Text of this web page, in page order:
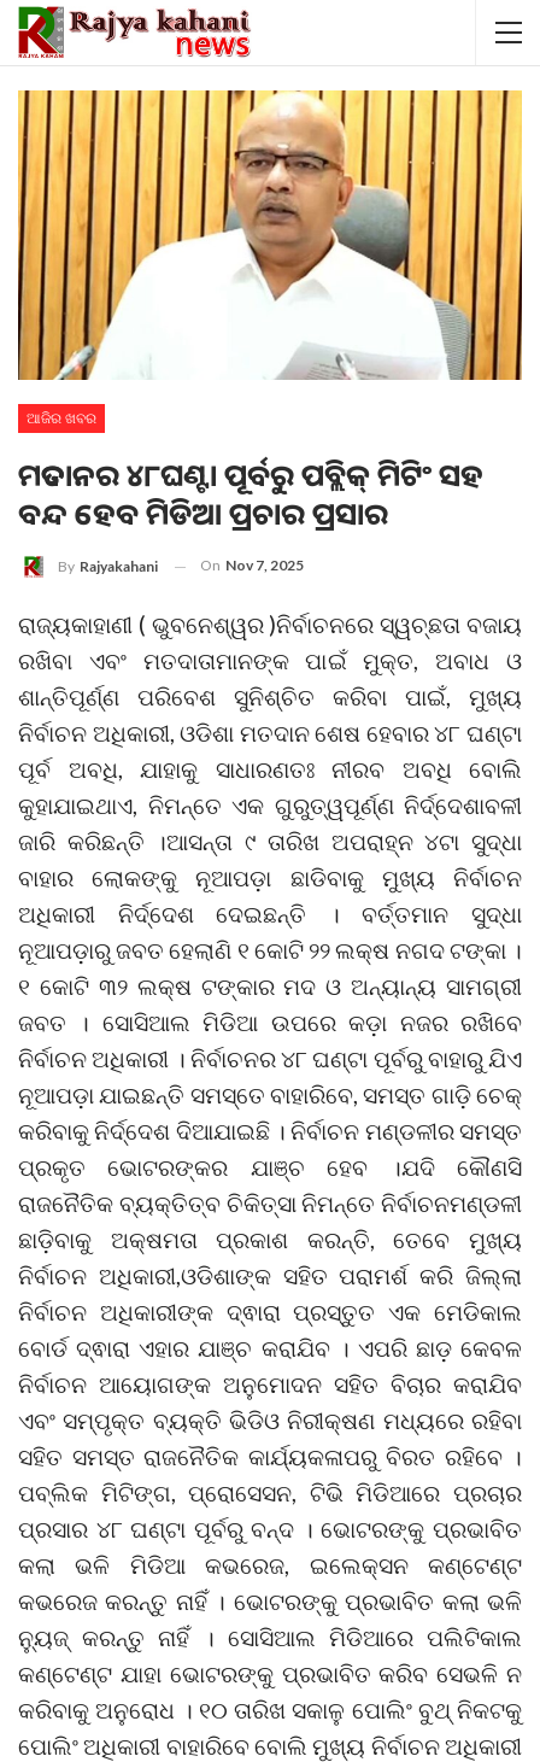
ଆଜିର ଖବର
ମତଦାନର ୪୮ଘଣ୍ଟା ପୂର୍ବରୁ ପବ୍ଲିକ୍ ମିଟିଂ ସହ
ବନ୍ଦ ହେବ ମିଡିଆ ପ୍ରଚାର ପ୍ରସାର
By Rajyakahani On Nov 7, 2025
ରାଜ୍ୟକାହାଣୀ ( ଭୁବନେଶ୍ୱର )ନିର୍ବାଚନରେ ସ୍ୱଚ୍ଛତା ବଜାୟ
ରଖିବା ଏବଂ ମତଦାତାମାନଙ୍କ ପାଇଁ ମୁକ୍ତ, ଅବାଧ ଓ
ଶାନ୍ତିପୂର୍ଣ୍ଣ ପରିବେଶ ସୁନିଶ୍ଚିତ କରିବା ପାଇଁ, ମୁଖ୍ୟ
ନିର୍ବାଚନ ଅଧିକାରୀ, ଓଡିଶା ମତଦାନ ଶେଷ ହେବାର ୪୮ ଘଣ୍ଟା
ପୂର୍ବ ଅବଧି, ଯାହାକୁ ସାଧାରଣତଃ ନୀରବ ଅବଧି ବୋଲି
କୁହାଯାଇଥାଏ, ନିମନ୍ତେ ଏକ ଗୁରୁତ୍ୱପୂର୍ଣ୍ଣ ନିର୍ଦ୍ଦେଶାବଳୀ
ଜାରି କରିଛନ୍ତି ।ଆସନ୍ତା ୯ ତାରିଖ ଅପରାହ୍ନ ୪ଟା ସୁଦ୍ଧା
ବାହାର ଲୋକଙ୍କୁ ନୂଆପଡ଼ା ଛାଡିବାକୁ ମୁଖ୍ୟ ନିର୍ବାଚନ
ଅଧିକାରୀ ନିର୍ଦ୍ଦେଶ ଦେଇଛନ୍ତି । ବର୍ତ୍ତମାନ ସୁଦ୍ଧା
ନୂଆପଡ଼ାରୁ ଜବତ ହେଲାଣି ୧ କୋଟି ୨୨ ଲକ୍ଷ ନଗଦ ଟଙ୍କା ।
୧ କୋଟି ୩୨ ଲକ୍ଷ ଟଙ୍କାର ମଦ ଓ ଅନ୍ୟାନ୍ୟ ସାମଗ୍ରୀ
ଜବତ । ସୋସିଆଲ ମିଡିଆ ଉପରେ କଡ଼ା ନଜର ରଖିବେ
ନିର୍ବାଚନ ଅଧିକାରୀ । ନିର୍ବାଚନର ୪୮ ଘଣ୍ଟା ପୂର୍ବରୁ ବାହାରୁ ଯିଏ
ନୂଆପଡ଼ା ଯାଇଛନ୍ତି ସମସ୍ତେ ବାହାରିବେ, ସମସ୍ତ ଗାଡ଼ି ଚେକ୍
କରିବାକୁ ନିର୍ଦ୍ଦେଶ ଦିଆଯାଇଛି । ନିର୍ବାଚନ ମଣ୍ଡଳୀର ସମସ୍ତ
ପ୍ରକୃତ ଭୋଟରଙ୍କର ଯାଞ୍ଚ ହେବ ।ଯଦି କୌଣସି
ରାଜନୈତିକ ବ୍ୟକ୍ତିତ୍ବ ଚିକିତ୍ସା ନିମନ୍ତେ ନିର୍ବାଚନମଣ୍ଡଳୀ
ଛାଡ଼ିବାକୁ ଅକ୍ଷମତା ପ୍ରକାଶ କରନ୍ତି, ତେବେ ମୁଖ୍ୟ
ନିର୍ବାଚନ ଅଧିକାରୀ,ଓଡିଶାଙ୍କ ସହିତ ପରାମର୍ଶ କରି ଜିଲ୍ଲା
ନିର୍ବାଚନ ଅଧିକାରୀଙ୍କ ଦ୍ଵାରା ପ୍ରସ୍ତୁତ ଏକ ମେଡିକାଲ
ବୋର୍ଡ ଦ୍ଵାରା ଏହାର ଯାଞ୍ଚ କରାଯିବ । ଏପରି ଛାଡ଼ କେବଳ
ନିର୍ବାଚନ ଆୟୋଗଙ୍କ ଅନୁମୋଦନ ସହିତ ବିଚାର କରାଯିବ
ଏବଂ ସମ୍ପୃକ୍ତ ବ୍ୟକ୍ତି ଭିଡିଓ ନିରୀକ୍ଷଣ ମଧ୍ୟରେ ରହିବା
ସହିତ ସମସ୍ତ ରାଜନୈତିକ କାର୍ଯ୍ୟକଳାପରୁ ବିରତ ରହିବେ ।
ପବ୍ଲିକ ମିଟିଙ୍ଗ, ପ୍ରୋସେସନ, ଟିଭି ମିଡିଆରେ ପ୍ରଚାର
ପ୍ରସାର ୪୮ ଘଣ୍ଟା ପୂର୍ବରୁ ବନ୍ଦ । ଭୋଟରଙ୍କୁ ପ୍ରଭାବିତ
କଲା ଭଳି ମିଡିଆ କଭରେଜ, ଇଲେକ୍ସନ କଣ୍ଟେଣ୍ଟ
କଭରେଜ କରନ୍ତୁ ନାହିଁ । ଭୋଟରଙ୍କୁ ପ୍ରଭାବିତ କଲା ଭଳି
ନ୍ୟୁଜ୍ କରନ୍ତୁ ନାହିଁ । ସୋସିଆଲ ମିଡିଆରେ ପଲିଟିକାଲ
କଣ୍ଟେଣ୍ଟ ଯାହା ଭୋଟରଙ୍କୁ ପ୍ରଭାବିତ କରିବ ସେଭଳି ନ
କରିବାକୁ ଅନୁରୋଧ । ୧୦ ତାରିଖ ସକାଳୁ ପୋଲିଂ ବୁଥ୍ ନିକଟକୁ
ପୋଲିଂ ଅଧିକାରୀ ବାହାରିବେ ବୋଲି ମୁଖ୍ୟ ନିର୍ବାଚନ ଅଧିକାରୀ